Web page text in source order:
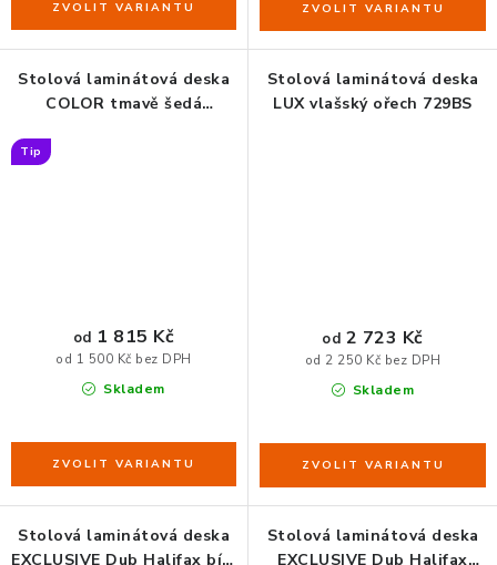
Stolová laminátová deska
COLOR tmavě šedá
Tip
Skladem
od 1 500 Kč bez DPH
od 1 815 Kč
Stolová laminátová deska
LUX vlašský ořech 729BS
Skladem
od 2 250 Kč bez DPH
od 2 723 Kč
Stolová laminátová deska
EXCLUSIVE Dub Halifax bílý
Stolová laminátová deska
EXCLUSIVE Dub Halifax